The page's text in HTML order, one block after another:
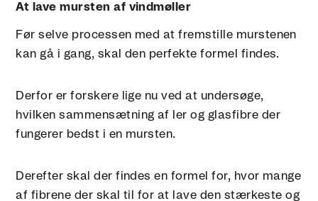
At lave mursten af vindmøller
Før selve processen med at fremstille murstenen
kan gå i gang, skal den perfekte formel findes.
Derfor er forskere lige nu ved at undersøge,
hvilken sammensætning af ler og glasfibre der
fungerer bedst i en mursten.
Derefter skal der findes en formel for, hvor mange
af fibrene der skal til for at lave den stærkeste og